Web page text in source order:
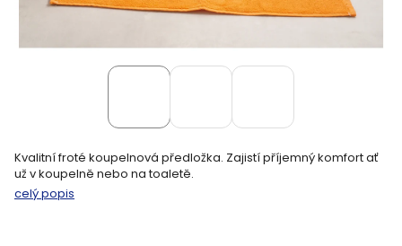
Kvalitní froté koupelnová předložka. Zajistí příjemný komfort ať
už v koupelně nebo na toaletě.
celý popis